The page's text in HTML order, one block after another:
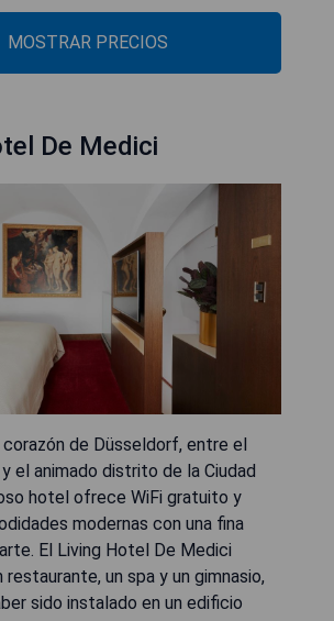
MOSTRAR PRECIOS
De Medici
de Düsseldorf, entre el
el animado distrito de la Ciudad
hotel ofrece WiFi gratuito y
modernas con una fina
El Living Hotel De Medici
un spa y un gimnasio,
sido instalado en un edificio